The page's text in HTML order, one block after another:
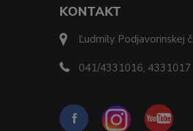
KONTAKT
Ľudmily Podjavorinskej
041/4331016, 4331017